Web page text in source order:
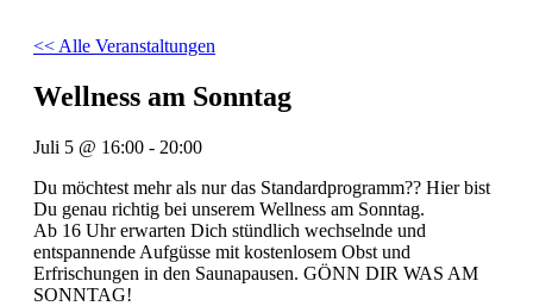
<< Alle Veranstaltungen
Wellness am Sonntag
Juli 5 @ 16:00 - 20:00
Du möchtest mehr als nur das Standardprogramm?? Hier bist
Du genau richtig bei unserem Wellness am Sonntag.
Ab 16 Uhr erwarten Dich stündlich wechselnde und
entspannende Aufgüsse mit kostenlosem Obst und
Erfrischungen in den Saunapausen. GÖNN DIR WAS AM
SONNTAG!